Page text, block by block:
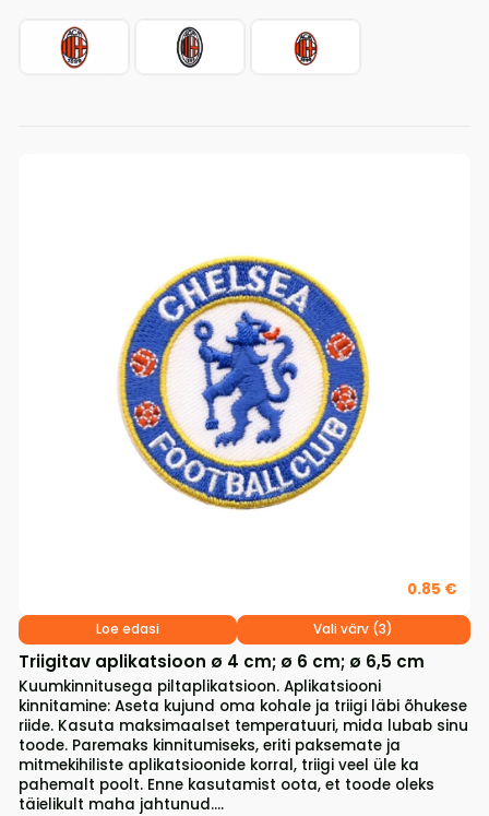
Triigitav aplikatsioon ø 4 cm; ø 6 cm; ø 6,5 cm
Kuumkinnitusega piltaplikatsioon. Aplikatsiooni
kinnitamine: Aseta kujund oma kohale ja triigi läbi õhukese
riide. Kasuta maksimaalset temperatuuri, mida lubab sinu
toode. Paremaks kinnitumiseks, eriti paksemate ja
mitmekihiliste aplikatsioonide korral, triigi veel üle ka
pahemalt poolt. Enne kasutamist oota, et toode oleks
täielikult maha jahtunud....
0.85 €
Loe edasi Vali värv (3)